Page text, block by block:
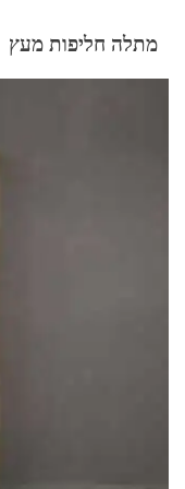
מתלה חליפות מעץ